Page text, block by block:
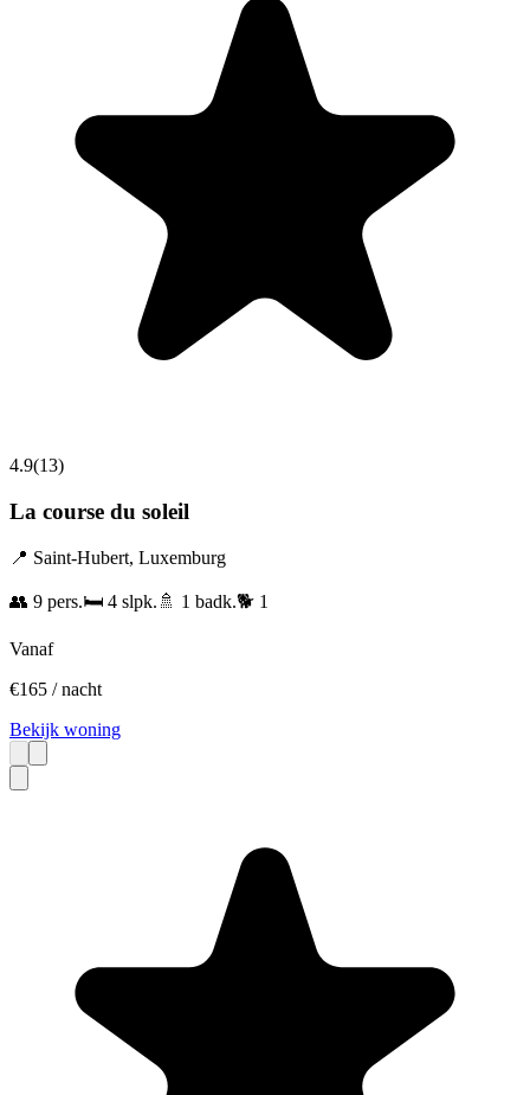
4.9(13)
La course du soleil
📍 Saint-Hubert, Luxemburg
👥 9 pers.🛏️ 4 slpk. 🚿 1 badk.🐕 1
Vanaf
€165 / nacht
Bekijk woning